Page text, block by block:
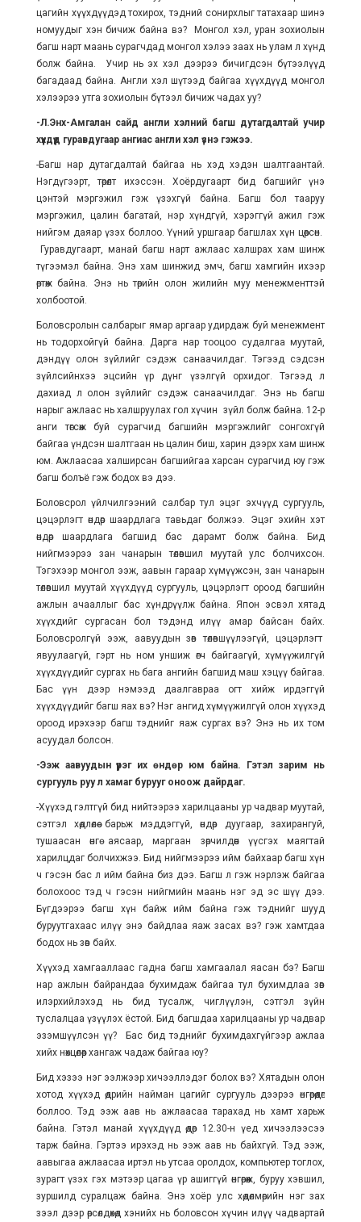
цагийн хүүхдүүдэд тохирох, тэдний сонирхлыг татахаар шинэ
номуудыг хэн бичиж байна вэ? Монгол хэл, уран зохиолын
багш нарт маань сурагчдад монгол хэлээ заах нь улам л хүнд
болж байна. Учир нь эх хэл дээрээ бичигдсэн бүтээлүүд
багадаад байна. Англи хэл шүтээд байгаа хүүхдүүд монгол
хэлээрээ утга зохиолын бүтээл бичиж чадах уу?
-Л.Энх-Амгалан сайд англи хэлний багш дутагдалтай учир
хүүхдүүд гуравдугаар ангиас англи хэл үзнэ гэжээ.
-Багш нар дутагдалтай байгаа нь хэд хэдэн шалтгаантай.
Нэгдүгээрт, төрөлт ихэссэн. Хоёрдугаарт бид багшийг үнэ
цэнтэй мэргэжил гэж үзэхгүй байна. Багш бол тааруу
мэргэжил, цалин багатай, нэр хүндгүй, хэрэггүй ажил гэж
нийгэм даяар үзэх боллоо. Үүний уршгаар багшлах хүн цөөрсөн.
Гуравдугаарт, манай багш нарт ажлаас халшрах хам шинж
түгээмэл байна. Энэ хам шинжид эмч, багш хамгийн ихээр
өртөж байна. Энэ нь төрийн олон жилийн муу менежменттэй
холбоотой.
Боловсролын салбарыг ямар аргаар удирдаж буй менежмент
нь тодорхойгүй байна. Дарга нар тооцоо судалгаа муутай,
дэндүү олон зүйлийг сэдэж санаачилдаг. Тэгээд сэдсэн
зүйлсийнхээ эцсийн үр дүнг үзэлгүй орхидог. Тэгээд л
дахиад л олон зүйлийг сэдэж санаачилдаг. Энэ нь багш
нарыг ажлаас нь халшруулах гол хүчин зүйл болж байна. 12-р
анги төгсөж буй сурагчид багшийн мэргэжлийг сонгохгүй
байгаа үндсэн шалтгаан нь цалин биш, харин дээрх хам шинж
юм. Ажлаасаа халширсан багшийгаа харсан сурагчид юу гэж
багш болъё гэж бодох вэ дээ.
Боловсрол үйлчилгээний салбар тул эцэг эхчүүд сургууль,
цэцэрлэгт өндөр шаардлага тавьдаг болжээ. Эцэг эхийн хэт
өндөр шаардлага багшид бас дарамт болж байна. Бид
нийгмээрээ зан чанарын төлөвшил муутай улс болчихсон.
Тэгэхээр монгол ээж, аавын гараар хүмүүжсэн, зан чанарын
төлөвшил муутай хүүхдүүд сургууль, цэцэрлэгт ороод багшийн
ажлын ачааллыг бас хүндрүүлж байна. Япон эсвэл хятад
хүүхдийг сургасан бол тэдэнд илүү амар байсан байх.
Боловсролгүй ээж, аавуудын зөв төлөвшүүлээгүй, цэцэрлэгт
явуулаагүй, гэрт нь ном уншиж өгч байгаагүй, хүмүүжилгүй
хүүхдүүдийг сургах нь бага ангийн багшид маш хэцүү байгаа.
Бас үүн дээр нэмээд даалгавраа огт хийж ирдэггүй
хүүхдүүдийг багш яах вэ? Нэг ангид хүмүүжилгүй олон хүүхэд
ороод ирэхээр багш тэднийг яаж сургах вэ? Энэ нь их том
асуудал болсон.
-Ээж аавуудын үүрэг их өндөр юм байна. Гэтэл зарим нь
сургууль руу л хамаг бурууг оноож дайрдаг.
-Хүүхэд гэлтгүй бид нийтээрээ харилцааны ур чадвар муутай,
сэтгэл хөдлөлөө барьж мэддэггүй, өндөр дуугаар, захирангуй,
тушаасан өнгө аясаар, маргаан зөрчилдөөн үүсгэх маягтай
харилцдаг болчихжээ. Бид нийгмээрээ ийм байхаар багш хүн
ч гэсэн бас л ийм байна биз дээ. Багш л гэж нэрлэж байгаа
болохоос тэд ч гэсэн нийгмийн маань нэг эд эс шүү дээ.
Бүгдээрээ багш хүн байж ийм байна гэж тэднийг шууд
буруутгахаас илүү энэ байдлаа яаж засах вэ? гэж хамтдаа
бодох нь зөв байх.
Хүүхэд хамгааллаас гадна багш хамгаалал яасан бэ? Багш
нар ажлын байрандаа бухимдаж байгаа тул бухимдлаа зөв
илэрхийлэхэд нь бид тусалж, чиглүүлэн, сэтгэл зүйн
туслалцаа үзүүлэх ёстой. Бид багшдаа харилцааны ур чадвар
эзэмшүүлсэн үү? Бас бид тэднийг бухимдахгүйгээр ажлаа
хийх нөхцөлөөр хангаж чадаж байгаа юу?
Бид хэзээ нэг ээлжээр хичээллэдэг болох вэ? Хятадын олон
хотод хүүхэд өдрийн найман цагийг сургууль дээрээ өнгөрөөдөг
боллоо. Тэд ээж аав нь ажлаасаа тарахад нь хамт харьж
байна. Гэтэл манай хүүхдүүд өдөр 12.30-н үед хичээлээсээ
тарж байна. Гэртээ ирэхэд нь ээж аав нь байхгүй. Тэд ээж,
аавыгаа ажлаасаа иртэл нь утсаа оролдох, компьютер тоглох,
зурагт үзэх гэх мэтээр цагаа үр ашиггүй өнгөрөөж, буруу хэвшил,
зуршилд суралцаж байна. Энэ хоёр улс хөдөлмөрийн нэг зах
зээл дээр өрсөлдөхөд хэнийх нь боловсон хүчин илүү чадвартай